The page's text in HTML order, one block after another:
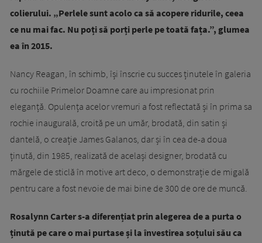
colierului. „Perlele sunt acolo ca să acopere ridurile, ceea
ce nu mai fac. Nu poți să porți perle pe toată fața.”, glumea
ea în 2015.
Nancy Reagan, în schimb, își înscrie cu succes ținutele în galeria
cu rochiile Primelor Doamne care au impresionat prin
eleganță. Opulența acelor vremuri a fost reflectată și în prima sa
rochie inaugurală, croită pe un umăr, brodată, din satin și
dantelă, o creație James Galanos, dar și în cea de-a doua
ținută, din 1985, realizată de același designer, brodată cu
mărgele de sticlă în motive art deco, o demonstrație de migală
pentru care a fost nevoie de mai bine de 300 de ore de muncă.
Rosalynn Carter s-a diferențiat prin alegerea de a purta o
ținută pe care o mai purtase și la învestirea soțului său ca